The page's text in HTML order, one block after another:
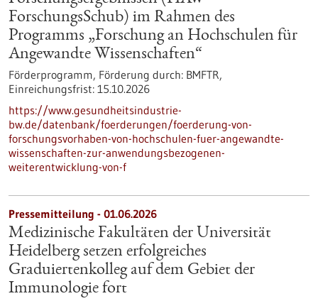
ForschungsSchub) im Rahmen des
Programms „Forschung an Hochschulen für
Angewandte Wissenschaften“
Förderprogramm, Förderung durch: BMFTR,
Einreichungsfrist: 15.10.2026
https://www.gesundheitsindustrie-
bw.de/datenbank/foerderungen/foerderung-von-
forschungsvorhaben-von-hochschulen-fuer-angewandte-
wissenschaften-zur-anwendungsbezogenen-
weiterentwicklung-von-f
Pressemitteilung - 01.06.2026
Medizinische Fakultäten der Universität
Heidelberg setzen erfolgreiches
Graduiertenkolleg auf dem Gebiet der
Immunologie fort